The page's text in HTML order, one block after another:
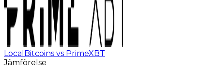
LocalBitcoins vs PrimeXBT
Jämförelse